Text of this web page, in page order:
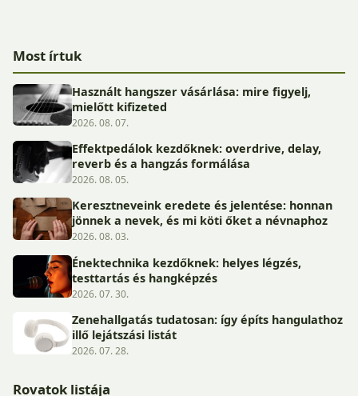
Most írtuk
Használt hangszer vásárlása: mire figyelj,
mielőtt kifizeted
2026. 08. 07.
Effektpedálok kezdőknek: overdrive, delay,
reverb és a hangzás formálása
2026. 08. 05.
Keresztneveink eredete és jelentése: honnan
jönnek a nevek, és mi köti őket a névnaphoz
2026. 08. 03.
Énektechnika kezdőknek: helyes légzés,
testtartás és hangképzés
2026. 07. 30.
Zenehallgatás tudatosan: így építs hangulathoz
illő lejátszási listát
2026. 07. 28.
Rovatok listája